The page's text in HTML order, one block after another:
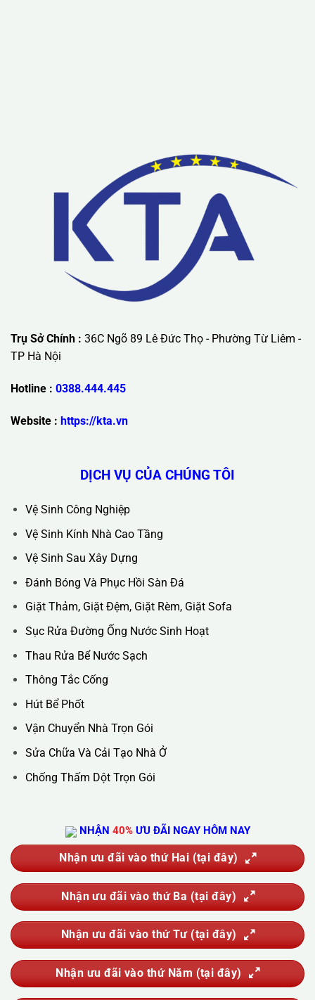
Lưu ý: Liên hệ chúng tôi được áp dụng chương trình khuyến
mãi ưu đãi có giá trị lớn nhất.
Trụ Sở Chính :36C Ngõ 89 Lê Đức Thọ - Phường Từ Liêm -
TP Hà Nội
Hotline : 0388.444.445
Vệ Sinh Công Nghiệp
Vệ Sinh Kính Nhà Cao Tầng
Đánh Bóng Và Phục Hồi Sàn Đá
Giặt Thảm, Giặt Đệm, Giặt Rèm, Giặt Sofa
Sục Rửa Đường Ống Nước Sinh Hoạt
Thau Rửa Bể Nước Sạch